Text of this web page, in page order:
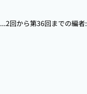
...2回から第36回までの編者: